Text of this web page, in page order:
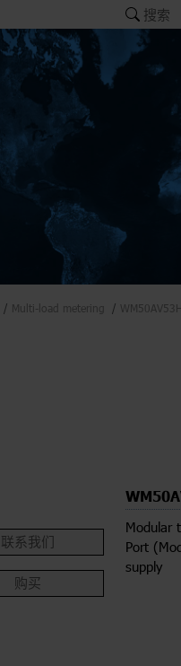
搜索
Multi-load metering
联系我们
购买
Modular
Port
supply